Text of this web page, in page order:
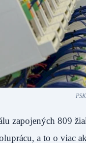
zapojených 809
a to o viac